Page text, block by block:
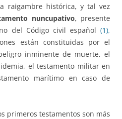
raigambre histórica, y tal vez
nuncupativo, presente
del Código civil español (1),
están constituidas por el
inminente de muerte, el
el testamento militar en
marítimo en caso de
primeros testamentos son más